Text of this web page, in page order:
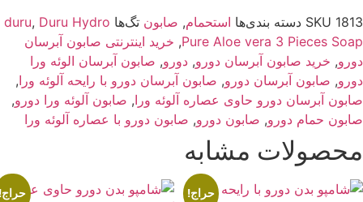
SKU دسته بندی‌ها استحمام, صابون تگ‌ها duru ,Duru Hydro
Pure Aloe vera 3 Pieces
, خرید اینترنتی صابون آبرسان
, خرید صابون آبرسان دورو, دورو, صابون آبرسان الوئه ورا
, صابون آبرسان دورو, صابون آبرسان دورو با رایحه آلوئه ورا ,
آبرسان دورو حاوی عصاره آلوئه ورا , صابون آلوئه ورا دورو,
حمام دورو, صابون دورو, صابون دورو با عصاره آلوئه ورا
مشابه
حراج! حراج!